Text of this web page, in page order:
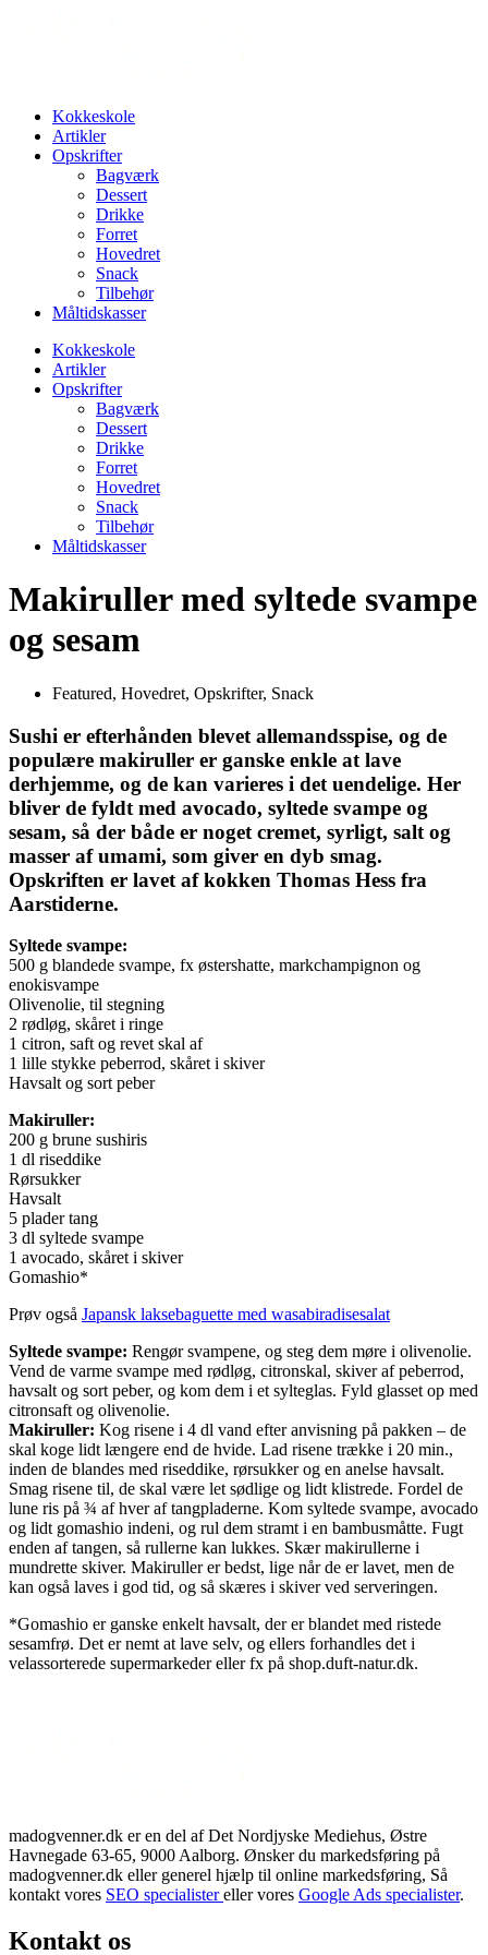
Kokkeskole
Artikler
Opskrifter
Bagværk
Dessert
Drikke
Forret
Hovedret
Snack
Tilbehør
Måltidskasser
Kokkeskole
Artikler
Opskrifter
Bagværk
Dessert
Drikke
Forret
Hovedret
Snack
Tilbehør
Måltidskasser
Makiruller med syltede svampe
og sesam
Featured, Hovedret, Opskrifter, Snack
Sushi er efterhånden blevet allemandsspise, og de
populære makiruller er ganske enkle at lave
derhjemme, og de kan varieres i det uendelige. Her
bliver de fyldt med avocado, syltede svampe og
sesam, så der både er noget cremet, syrligt, salt og
masser af umami, som giver en dyb smag.
Opskriften er lavet af kokken Thomas Hess fra
Aarstiderne.
Syltede svampe:
500 g blandede svampe, fx østershatte, markchampignon og
enokisvampe
Olivenolie, til stegning
2 rødløg, skåret i ringe
1 citron, saft og revet skal af
1 lille stykke peberrod, skåret i skiver
Havsalt og sort peber
Makiruller:
200 g brune sushiris
1 dl riseddike
Rørsukker
Havsalt
5 plader tang
3 dl syltede svampe
1 avocado, skåret i skiver
Gomashio*
Prøv også Japansk laksebaguette med wasabiradisesalat
Syltede svampe: Rengør svampene, og steg dem møre i olivenolie.
Vend de varme svampe med rødløg, citronskal, skiver af peberrod,
havsalt og sort peber, og kom dem i et sylteglas. Fyld glasset op med
citronsaft og olivenolie.
Makiruller: Kog risene i 4 dl vand efter anvisning på pakken – de
skal koge lidt længere end de hvide. Lad risene trække i 20 min.,
inden de blandes med riseddike, rørsukker og en anelse havsalt.
Smag risene til, de skal være let sødlige og lidt klistrede. Fordel de
lune ris på ¾ af hver af tangpladerne. Kom syltede svampe, avocado
og lidt gomashio indeni, og rul dem stramt i en bambusmåtte. Fugt
enden af tangen, så rullerne kan lukkes. Skær makirullerne i
mundrette skiver. Makiruller er bedst, lige når de er lavet, men de
kan også laves i god tid, og så skæres i skiver ved serveringen.
*Gomashio er ganske enkelt havsalt, der er blandet med ristede
sesamfrø. Det er nemt at lave selv, og ellers forhandles det i
velassorterede supermarkeder eller fx på shop.duft-natur.dk.
madogvenner.dk er en del af Det Nordjyske Mediehus, Østre
Havnegade 63-65, 9000 Aalborg. Ønsker du markedsføring på
madogvenner.dk eller generel hjælp til online markedsføring, Så
kontakt vores SEO specialistereller vores Google Ads specialister.
Kontakt os